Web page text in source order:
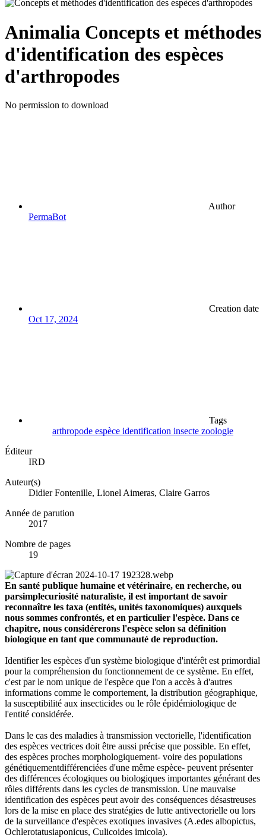
Animalia Concepts et méthodes
d'identification des espèces
d'arthropodes
No permission to download
Author
PermaBot
Creation date
Oct 17, 2024
Tags
arthropode espèce identification insecte zoologie
Éditeur
IRD
Auteur(s)
Didier Fontenille, Lionel Aimeras, Claire Garros
Année de parution
2017
Nombre de pages
19
En santé publique humaine et vétérinaire, en recherche, ou
parsimplecuriosité naturaliste, il est important de savoir
reconnaître les taxa (entités, unités taxonomiques) auxquels
nous sommes confrontés, et en particulier l'espèce. Dans ce
chapitre, nous considérerons l'espèce selon sa définition
biologique en tant que communauté de reproduction.
Identifier les espèces d'un système biologique d'intérêt est primordial
pour la compréhension du fonctionnement de ce système. En effet,
c'est par le nom unique de l'espèce que l'on a accès à d'autres
informations comme le comportement, la distribution géographique,
la susceptibilité aux insecticides ou le rôle épidémiologique de
l'entité considérée.
Dans le cas des maladies à transmission vectorielle, l'identification
des espèces vectrices doit être aussi précise que possible. En effet,
des espèces proches morphologiquement- voire des populations
génétiquementdifférenciées d'une même espèce- peuvent présenter
des différences écologiques ou biologiques importantes générant des
rôles différents dans les cycles de transmission. Une mauvaise
identification des espèces peut avoir des conséquences désastreuses
lors de la mise en place des stratégies de lutte antivectorielle ou lors
de la surveillance d'espèces exotiques invasives (A.edes albopictus,
Ochlerotatusiaponicus, Culicoides imicola).